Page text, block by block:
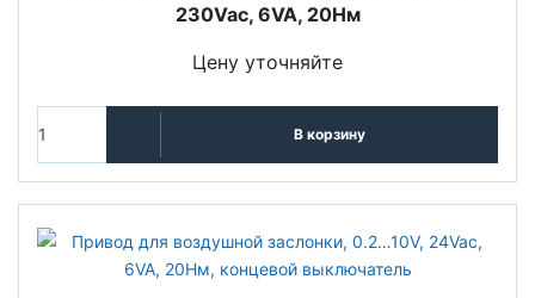
230Vac, 6VA, 20Нм
Цену уточняйте
В корзину